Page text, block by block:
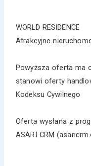
WORLD RESIDENCE
Atrakcyjne
Powyższa oferta ma
stanowi oferty
Kodeksu Cywilnego
Oferta wysłana z
ASARI CRM